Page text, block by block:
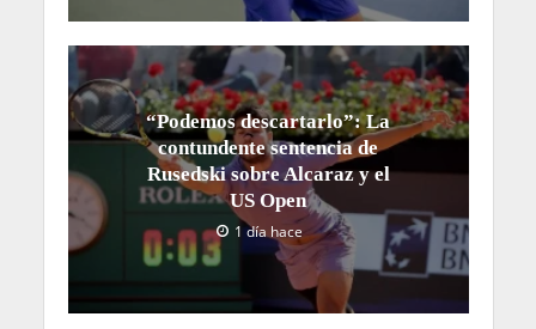
“Podemos descartarlo”: La
contundente sentencia de
Rusedski sobre Alcaraz y el
US Open
1 día hace